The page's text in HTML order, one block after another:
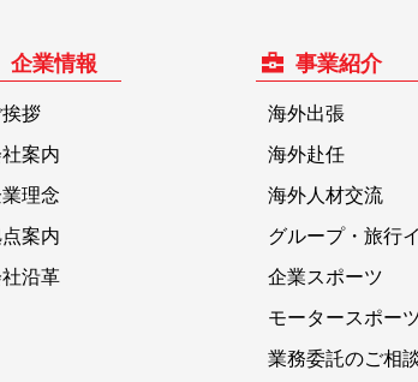
企業情報
挨拶
案内
理念
案内
沿革
事業紹介
海外出張
海外赴任
海外人材交流
グループ・旅行
企業スポーツ
モータースポー
業務委託のご相